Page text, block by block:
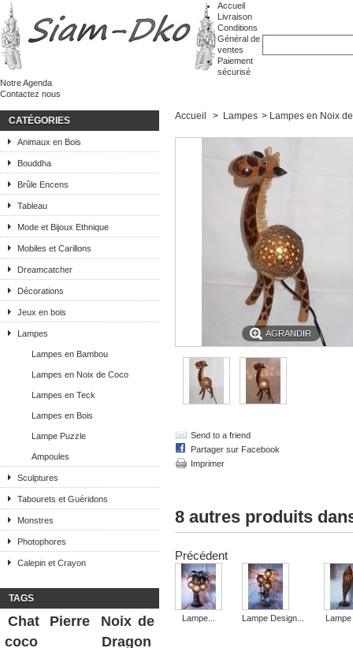
Accueil
Livraison
Conditions
Général de
ventes
Paiement
sécurisé
Notre Agenda
Contactez nous
CATÉGORIES
Animaux en Bois
Bouddha
Brûle Encens
Tableau
Mode et Bijoux Ethnique
Mobiles et Carillons
Dreamcatcher
Décorations
Jeux en bois
Lampes
Lampes en Bambou
Lampes en Noix de Coco
Lampes en Teck
Lampes en Bois
Lampe Puzzle
Ampoules
Sculptures
Tabourets et Guéridons
Monstres
Photophores
Calepin et Crayon
TAGS
Chat Pierre
Noix de
coco
Dragon
Accueil > Lampes > Lampes en Noix
AGRANDIR
Send to a friend
Partager sur Facebook
Imprimer
8 autres produits
Précédent
Lampe... Lampe Design...